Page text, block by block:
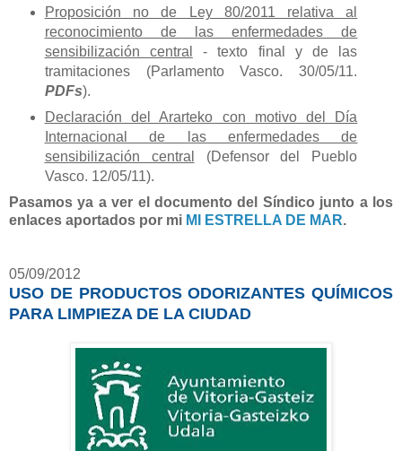
Proposición no de Ley 80/2011 relativa al
reconocimiento de las enfermedades de
sensibilización central
- texto final y de las
tramitaciones (Parlamento Vasco. 30/05/11.
PDFs).
Declaración del Ararteko con motivo del Día
Internacional de las enfermedades de
sensibilización central
(Defensor del Pueblo
Vasco. 12/05/11).
Pasamos ya a ver el documento del Síndico junto a los
enlaces aportados por mi MI ESTRELLA DE MAR.
05/09/2012
USO DE PRODUCTOS ODORIZANTES QUÍMICOS
PARA LIMPIEZA DE LA CIUDAD